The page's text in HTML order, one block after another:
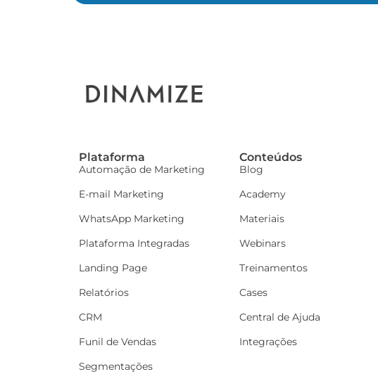
Plataforma
Automação de Marketing
E-mail Marketing
WhatsApp Marketing
Plataforma Integradas
Landing Page
Relatórios
CRM
Funil de Vendas
Segmentações
Conteúdos
Blog
Academy
Materiais
Webinars
Treinamentos
Cases
Central de Ajuda
Integrações